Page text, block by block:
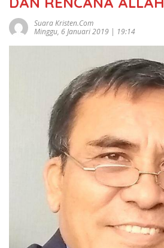
Suara Kristen.com
Minggu, 6 Januari 2019 | 19:14